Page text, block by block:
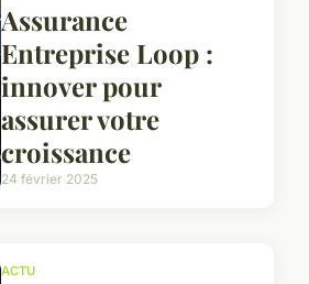
Assurance
Entreprise Loop :
innover pour
assurer votre
croissance
24 février 2025
ACTU